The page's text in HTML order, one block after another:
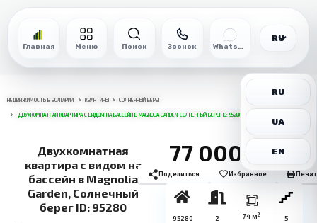
Главная Меню Поиск Звонок WhatsApp
RU
RU
UA
EN
НЕДВИЖИМОСТЬ В БОЛГАРИИ КВАРТИРЫ СОЛНЕЧНЫЙ БЕРЕГ
ДВУХКОМНАТНАЯ КВАРТИРА С ВИДОМ НА БАССЕЙН В MAGNOLIA GARDEN, СОЛНЕЧНЫЙ БЕРЕГ ID: 95280
Двухкомнатная
квартира с видом на
бассейн в Magnolia
Garden, Солнечный
берег ID: 95280
77 000€
Поделиться Избранное
95280
2
74 м2
5